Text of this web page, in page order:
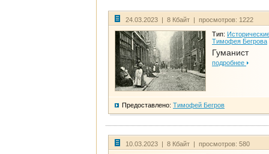
24.03.2023 | 8 Кбайт | просмотров: 1222
Тип:
Тимофея Бегрова
Гуманист
подробнее
Предоставлено: Тимофей Бегров
10.03.2023 | 8 Кбайт | просмотров: 580